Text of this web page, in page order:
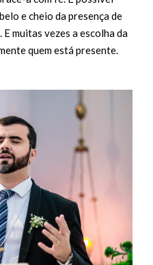
e cheio da presença de
muitas vezes a escolha da
quem está presente.